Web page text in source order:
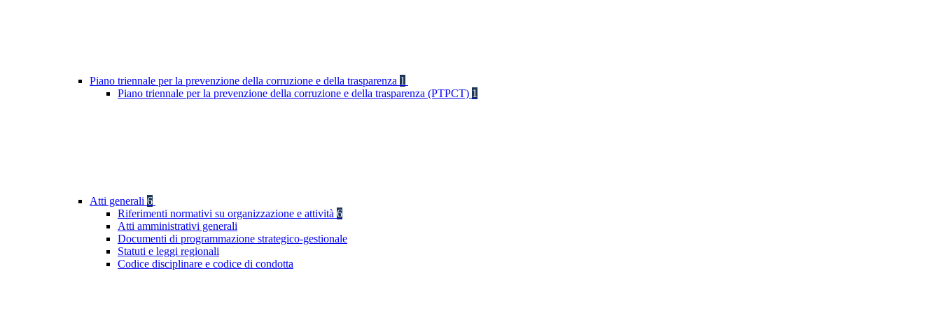
Piano triennale per la prevenzione della corruzione e della trasparenza 1
Piano triennale per la prevenzione della corruzione e della trasparenza (PTPCT) 1
Atti generali 6
Riferimenti normativi su organizzazione e attività 6
Atti amministrativi generali
Documenti di programmazione strategico-gestionale
Statuti e leggi regionali
Codice disciplinare e codice di condotta